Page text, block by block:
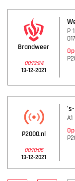
Brandweer
00:13:24
13-12-2021
P
P2000.nl
00:10:05
13-12-2021